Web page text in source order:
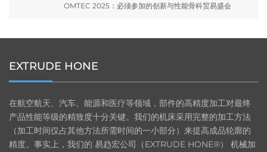
OMTEC 2025：必须参加的创新与性能骨科贸易盛会
EXTRUDE HONE
在航空航天、汽车、能源和医疗等领域，部件的高精度加工对最终
产品性能等级的精致度十分关键。我们的机床采用完整的加工方法
（加工时间仅占其他方法所需时间的一小部分）来提高成品轮廓的
精度。事实上，我们的 易趋宏公司（EXTRUDE HONE®） 机械加